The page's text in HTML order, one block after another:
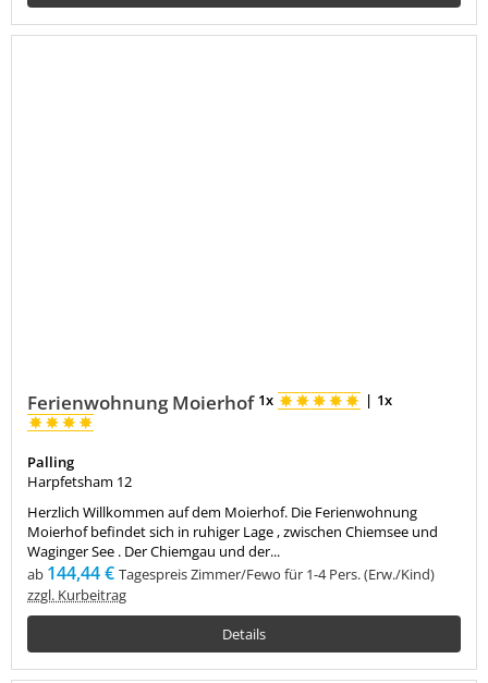
Ferienwohnung Moierhof 1x | 1x
Palling
Harpfetsham 12
Herzlich Willkommen auf dem Moierhof. Die Ferienwohnung
Moierhof befindet sich in ruhiger Lage , zwischen Chiemsee und
Waginger See . Der Chiemgau und der...
ab 144,44 € Tagespreis Zimmer/Fewo für 1-4 Pers. (Erw./Kind)
zzgl. Kurbeitrag
Details